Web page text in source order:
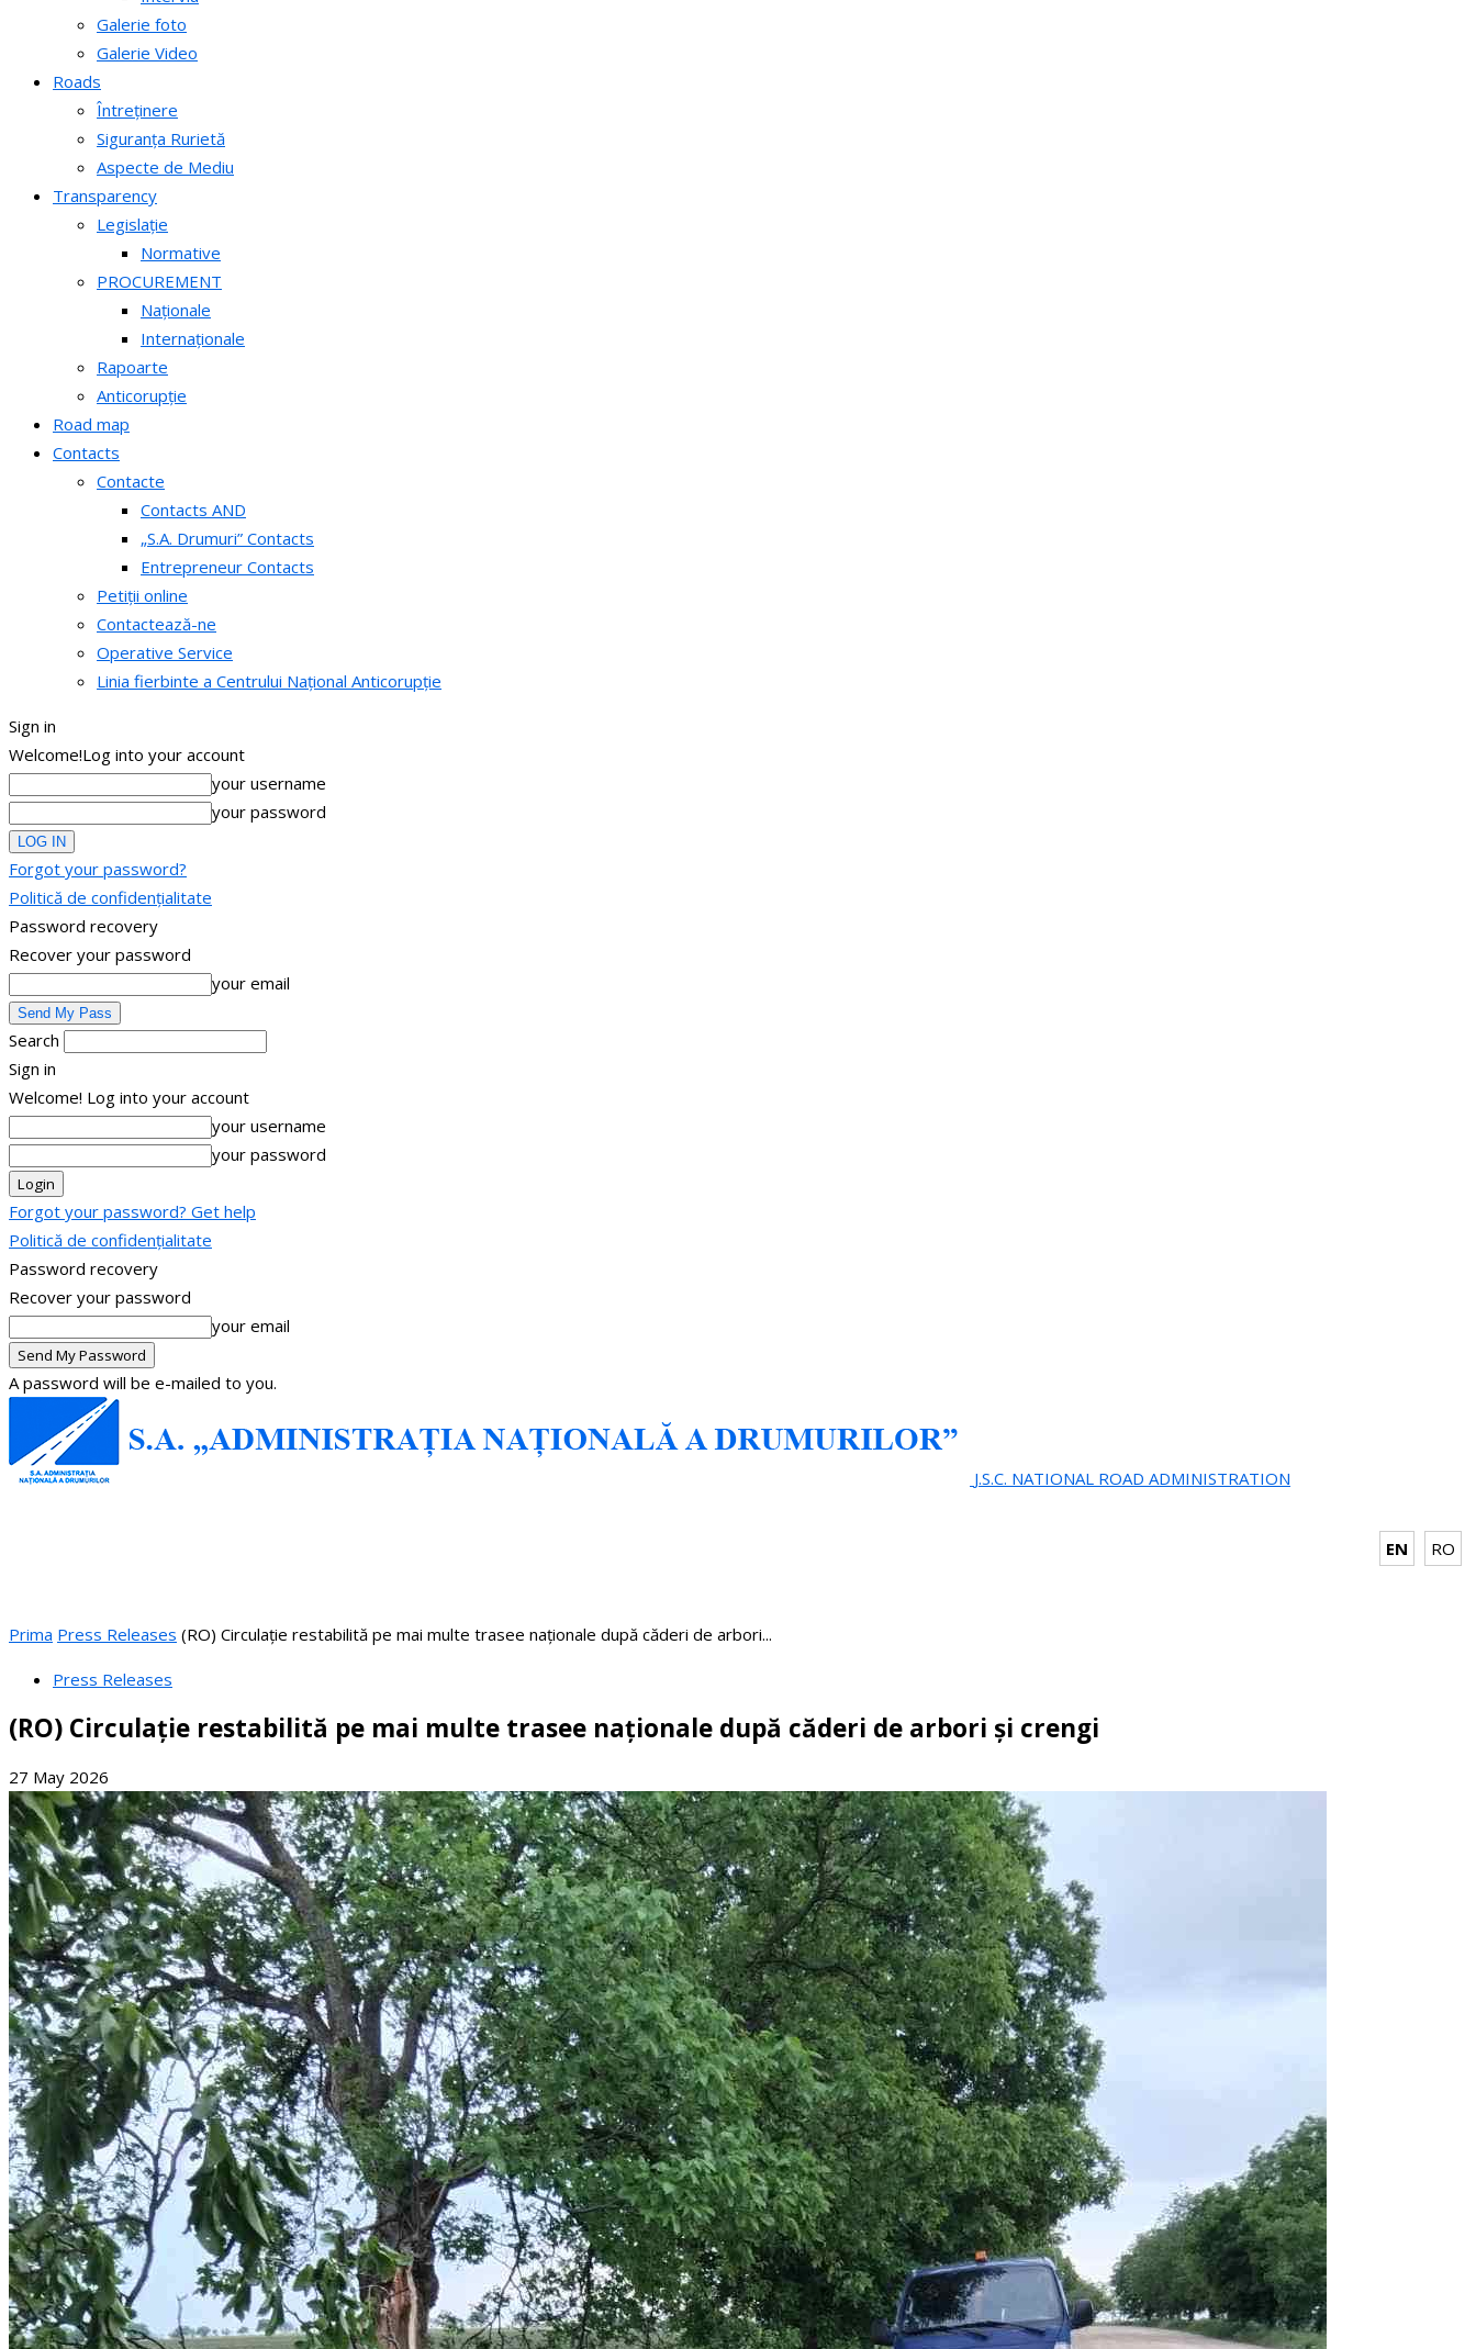
Galerie foto
Galerie Video
Roads
Întreținere
Siguranța Rurietă
Aspecte de Mediu
Transparency
Legislație
Normative
PROCUREMENT
Naționale
Internaționale
Rapoarte
Anticorupție
Road map
Contacts
Contacte
Contacts AND
„S.A. Drumuri” Contacts
Entrepreneur Contacts
Petiții online
Contactează-ne
Operative Service
Linia fierbinte a Centrului Național Anticorupție
Sign in
Welcome!Log into your account
your username
your password
Forgot your password?
Politică de confidențialitate
Password recovery
Recover your password
your email
Search
Sign in
Welcome! Log into your account
your username
your password
Forgot your password? Get help
Politică de confidențialitate
Password recovery
Recover your password
your email
A password will be e-mailed to you.
J.S.C. NATIONAL ROAD ADMINISTRATION
EN RO
Prima Press Releases (RO) Circulație restabilită pe mai multe trasee naționale după căderi de arbori...
Press Releases
(RO) Circulație restabilită pe mai multe trasee naționale după căderi de arbori și crengi
27 May 2026